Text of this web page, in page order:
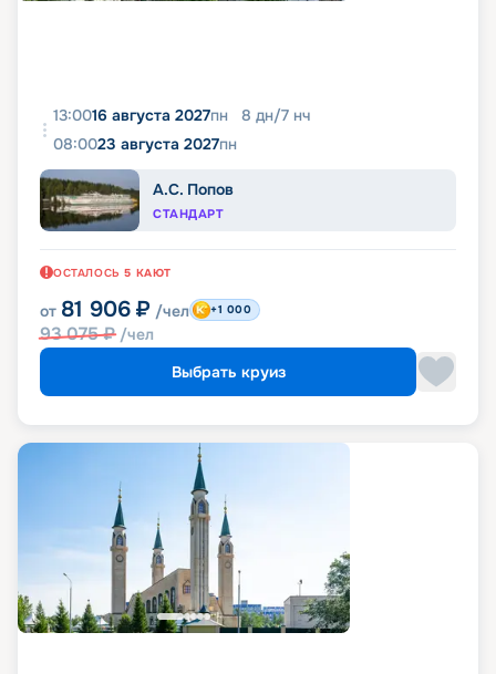
13:0016 августа 2027пн 8 дн/7 нч
08:0023 августа 2027пн
А.С. Попов
СТАНДАРТ
ОСТАЛОСЬ 5 КАЮТ
от 81 906 ₽ /чел
93 075₽ /чел
+1 000
Выбрать круиз